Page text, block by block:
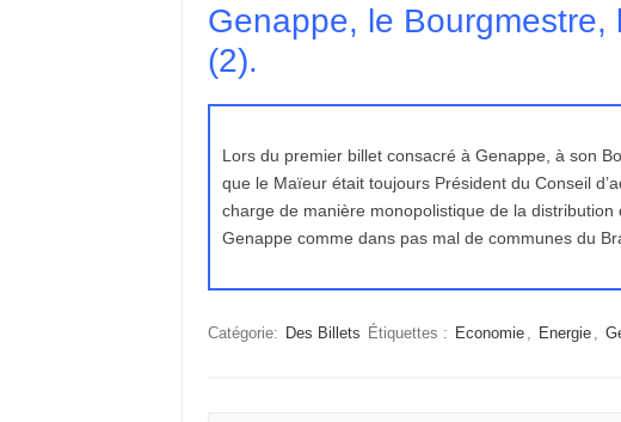
Genappe, le Bourgmestre,
(2).
Lors du premier billet consacré à Genappe, à son
que le Maïeur était toujours Président du Conseil
charge de manière monopolistique de la distribution
Genappe comme dans pas mal de communes du
Catégorie: Des Billets Étiquettes : Economie Energie